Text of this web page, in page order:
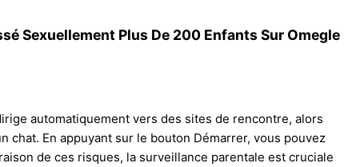
Sexuellement Plus De 200 Enfants Sur Omegle
automatiquement vers des sites de rencontre, alors
chat. En appuyant sur le bouton Démarrer, vous pouvez
de ces risques, la surveillance parentale est cruciale